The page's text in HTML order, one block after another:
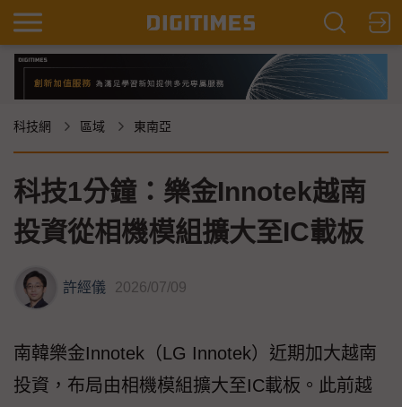
科技網 區域 東南亞
科技1分鐘：樂金Innotek越南
投資從相機模組擴大至IC載板
許經儀 2026/07/09
南韓樂金Innotek（LG Innotek）近期加大越南
投資，布局由相機模組擴大至IC載板。此前越